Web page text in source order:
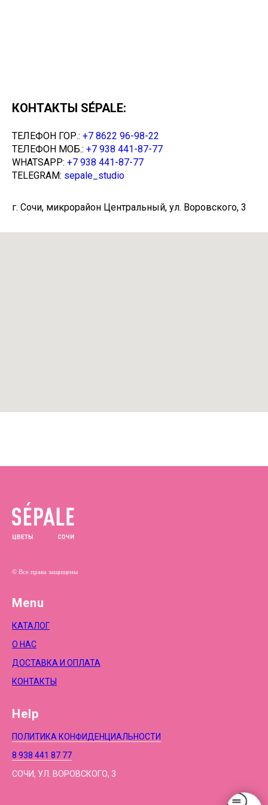
КОНТАКТЫ SÉPALE:
ТЕЛЕФОН ГОР.: +7 8622 96-98-22
ТЕЛЕФОН МОБ.: +7 938 441-87-77
WHATSAPP: +7 938 441-87-77
TELEGRAM: sepale_studio
г. Сочи, микрорайон Центральный, ул. Воровского, 3
© Все права защищены
Menu
КАТАЛОГ
О НАС
ДОСТАВКА И ОПЛАТА
КОНТАКТЫ
Help
ПОЛИТИКА КОНФИДЕНЦИАЛЬНОСТИ
8 938 441 87 77
СОЧИ, УЛ. ВОРОВСКОГО, 3